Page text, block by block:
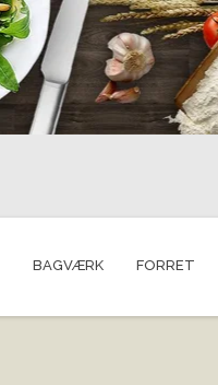
BAGVÆRK FORRET